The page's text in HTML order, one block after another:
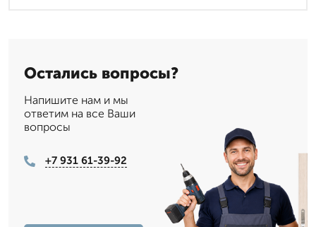
Остались вопросы?
Напишите нам и мы
ответим на все Ваши
вопросы
+7 931 61-39-92